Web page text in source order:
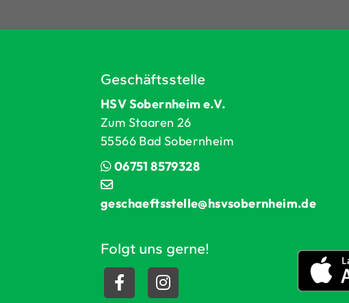
Geschäftsstelle
HSV Sobernheim e.V.
Zum Staaren 26
55566 Bad Sobernheim
06751 8579328
geschaeftsstelle@hsvsobernheim.de
Folgt uns gerne!